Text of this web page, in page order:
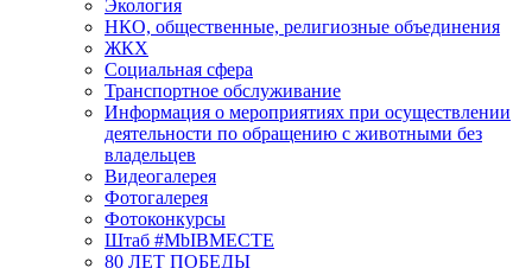
Экология
НКО, общественные, религиозные объединения
ЖКХ
Социальная сфера
Транспортное обслуживание
Информация о мероприятиях при осуществлении
деятельности по обращению с животными без
владельцев
Видеогалерея
Фотогалерея
Фотоконкурсы
Штаб #MbIBMECTE
80 ЛЕТ ПОБЕДЫ